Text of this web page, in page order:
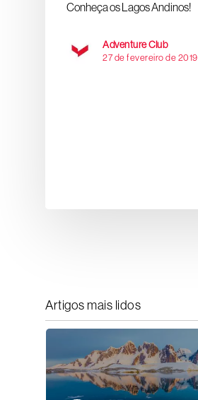
Conheça os Lagos Andinos!
Adventure Club
27 de fevereiro de 2019
Artigos mais lidos